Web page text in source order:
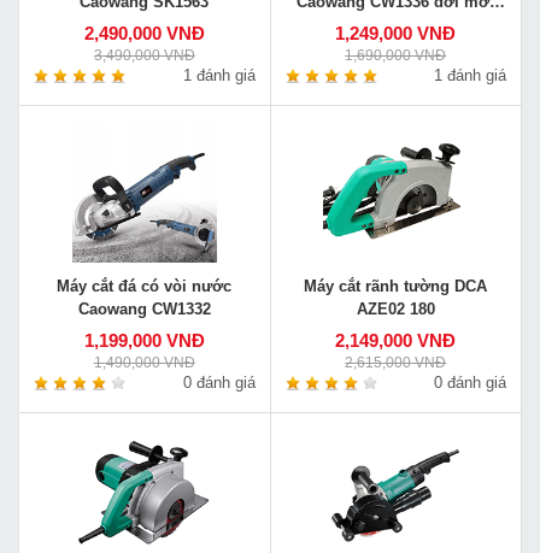
2,490,000 VNĐ
3,490,000 VNĐ
1 đánh giá
nhất
1,249,000 VNĐ
1,690,000 VNĐ
1 đánh giá
Máy cắt đá có vòi nước
Caowang CW1332
1,199,000 VNĐ
1,490,000 VNĐ
0 đánh giá
Máy cắt rãnh tường DCA
AZE02 180
2,149,000 VNĐ
2,615,000 VNĐ
0 đánh giá